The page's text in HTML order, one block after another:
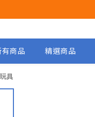
有商品 精選商品
具